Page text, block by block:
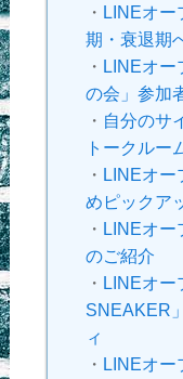
・ LINEオー
期・衰退期
・ LINEオー
の会」参加
・ 自分のサ
トークルー
・ LINEオー
めピックア
・ LINEオー
のご紹介
・ LINEオー
SNEAKER
ィ
・ LINEオー